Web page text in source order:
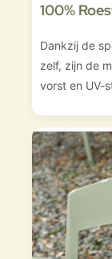
100%
Dankzij de
zelf, zijn de
vorst en UV-